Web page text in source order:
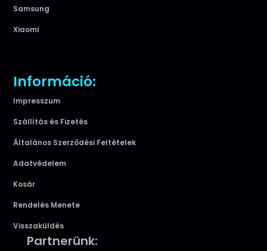
Samsung
Xiaomi
Információ:
Impresszum
Szállítás és Fizetés
Általános Szerződési Feltételek
Adatvédelem
Kosár
Rendelés Menete
Visszaküldés
Partnerünk: